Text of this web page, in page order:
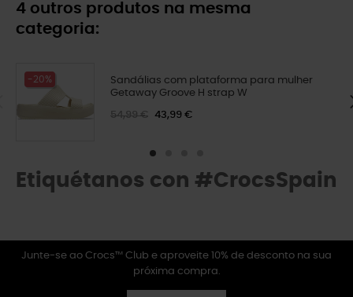
4 outros produtos na mesma
categoria:
-20%
Sandálias com plataforma para mulher
Getaway Groove H strap W
54,99 € 43,99 €
Etiquétanos con #CrocsSpain
Junte-se ao Crocs™ Club e aproveite 10% de desconto na sua
próxima compra.